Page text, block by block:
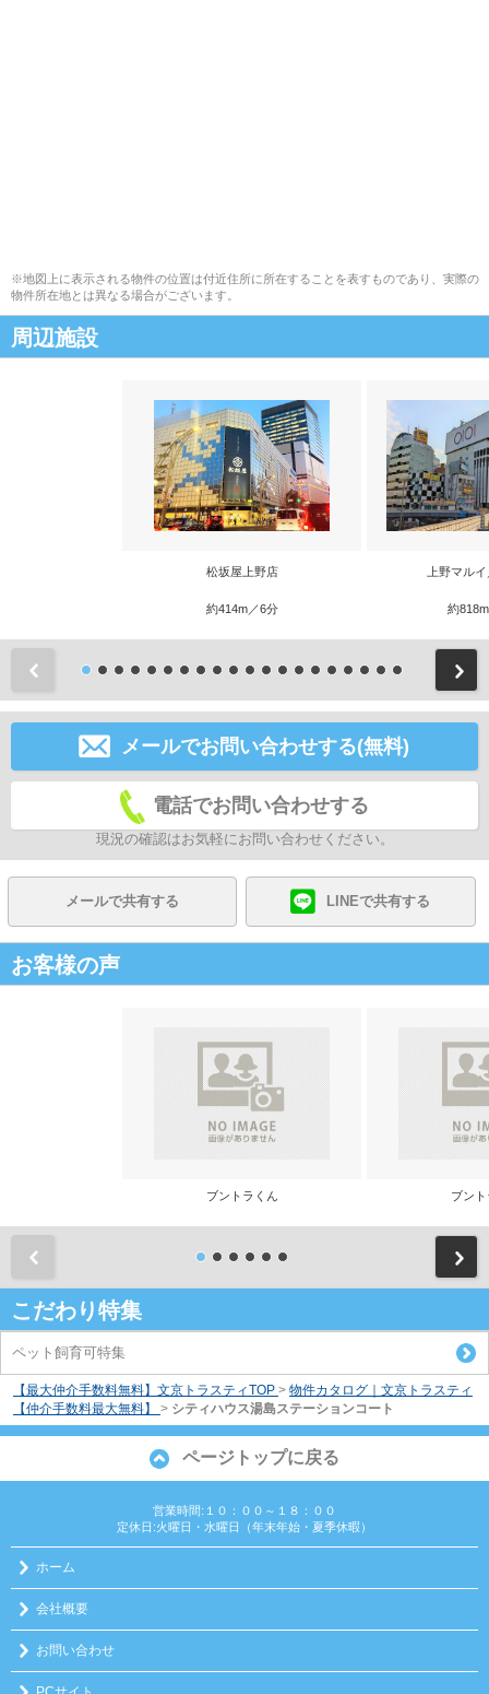
※地図上に表示される物件の位置は付近住所に所在することを表すものであり、実際の
物件所在地とは異なる場合がございます。
周辺施設
松坂屋上野店
約414m／6分
上野マル
約
メールでお問い合わせする(無料)
電話でお問い合わせする
現況の確認はお気軽にお問い合わせください。
メールで共有する LINEで共有する
お客様の声
ブントラくん ブン
こだわり特集
ペット飼育可特集
【最大仲介手数料無料】文京トラスティTOP > 物件カタログ｜文京トラスティ
【仲介手数料最大無料】
> シティハウス湯島ステーションコート
ページトップに戻る
営業時間:１０：００～１８：００
定休日:火曜日・水曜日（年末年始・夏季休暇）
ホーム
会社概要
お問い合わせ